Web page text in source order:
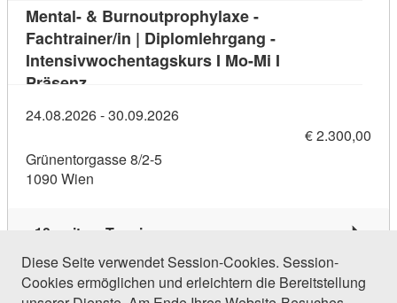
Mental- & Burnoutprophylaxe -
Fachtrainer/in | Diplomlehrgang -
Intensivwochentagskurs I Mo-Mi I
PräsenzKursdetail: Mental- & Burnoutprophylaxe -
24.08.2026 - 30.09.2026
€ 2.300,00
Grünentorgasse 8/2-5
1090 Wien
10 weitere Termine
500 Einträge gefunden (1 von 24)
Diese Seite verwendet Session-Cookies. Session-
Cookies ermöglichen und erleichtern die Bereitstellung